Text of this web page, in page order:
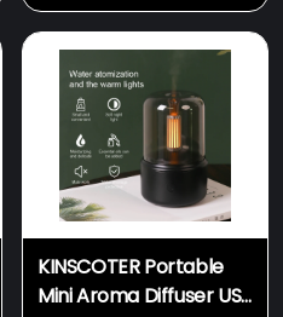
KINSCOTER Portable
Mini Aroma Diffuser USB